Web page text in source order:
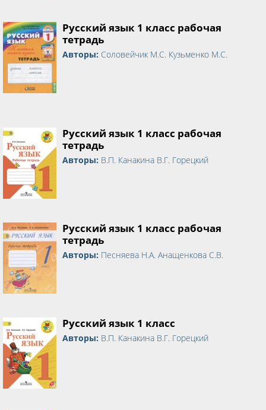
Русский язык 1 класс рабочая
тетрадь
Авторы: Соловейчик М.С. Кузьменко М.С.
Русский язык 1 класс рабочая
тетрадь
Авторы: В.П. Канакина В.Г. Горецкий
Русский язык 1 класс рабочая
тетрадь
Авторы: Песняева Н.А. Анащенкова С.В.
Русский язык 1 класс
Авторы: В.П. Канакина В.Г. Горецкий